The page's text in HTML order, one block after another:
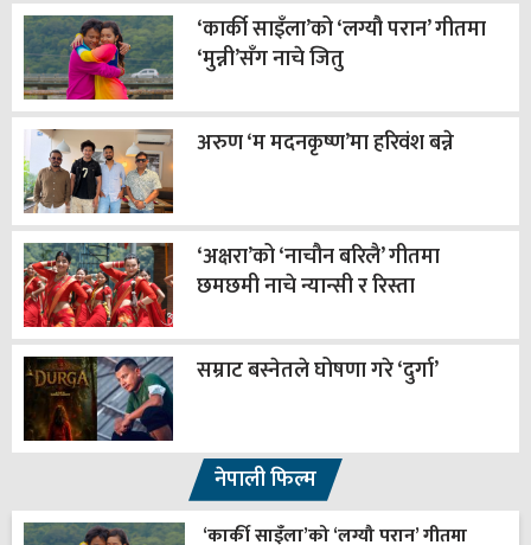
‘कार्की साइँला’को ‘लग्यौ परान’ गीतमा
‘मुन्नी’सँग नाचे जितु
अरुण ‘म मदनकृष्ण’मा हरिवंश बन्ने
‘अक्षरा’को ‘नाचौन बरिलै’ गीतमा
छमछमी नाचे न्यान्सी र रिस्ता
सम्राट बस्नेतले घोषणा गरे ‘दुर्गा’
नेपाली फिल्म
‘कार्की साइँला’को ‘लग्यौ परान’ गीतमा